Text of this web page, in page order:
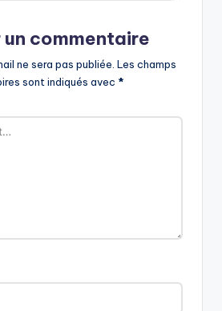
un commentaire
ne sera pas publiée. Les champs
sont indiqués avec *